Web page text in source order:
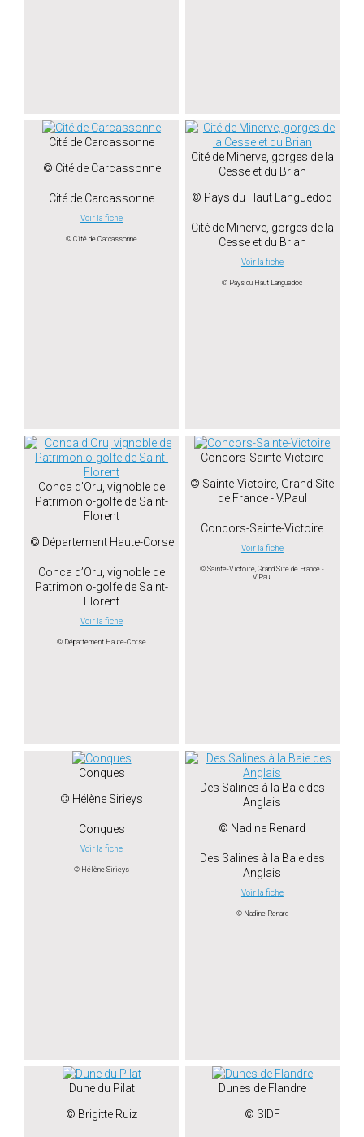
Cité de Carcassonne
© Cité de Carcassonne
Cité de Carcassonne
Voir la fiche
© Cité de Carcassonne
Cité de Minerve, gorges de la
Cesse et du Brian
© Pays du Haut Languedoc
Cité de Minerve, gorges de la
Cesse et du Brian
Voir la fiche
© Pays du Haut Languedoc
Conca d’Oru, vignoble de
Patrimonio-golfe de Saint-
Florent
© Département Haute-Corse
Conca d’Oru, vignoble de
Patrimonio-golfe de Saint-
Florent
Voir la fiche
© Département Haute-Corse
Concors-Sainte-Victoire
© Sainte-Victoire, Grand Site
de France - V.Paul
Concors-Sainte-Victoire
Voir la fiche
© Sainte-Victoire, Grand Site de France -
V.Paul
Conques
© Hélène Sirieys
Conques
Voir la fiche
© Hélène Sirieys
Des Salines à la Baie des
Anglais
© Nadine Renard
Des Salines à la Baie des
Anglais
Voir la fiche
© Nadine Renard
Dune du Pilat
© Brigitte Ruiz
Dunes de Flandre
© SIDF